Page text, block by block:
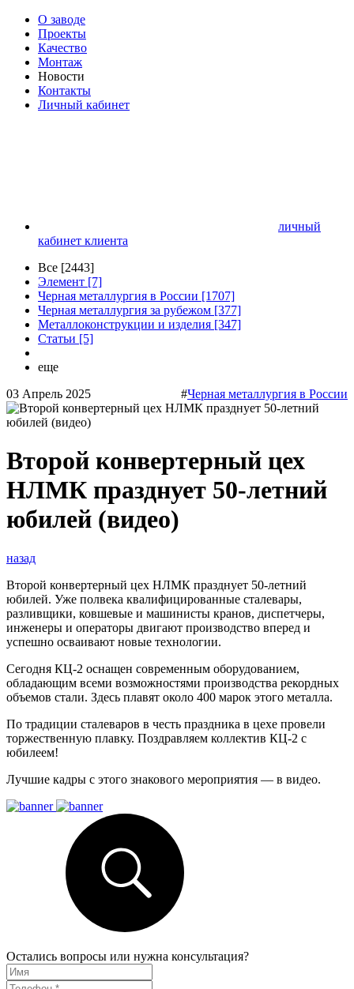
О заводе
Проекты
Качество
Монтаж
Новости
Контакты
Личный кабинет
личный
кабинет клиента
Все [2443]
Элемент [7]
Черная металлургия в России [1707]
Черная металлургия за рубежом [377]
Металлоконструкции и изделия [347]
Статьи [5]
еще
03 Апрель 2025
#Черная металлургия в России
Второй конвертерный цех
НЛМК празднует 50-летний
юбилей (видео)
назад
Второй конвертерный цех НЛМК празднует 50-летний
юбилей. Уже полвека квалифицированные сталевары,
разливщики, ковшевые и машинисты кранов, диспетчеры,
инженеры и операторы двигают производство вперед и
успешно осваивают новые технологии.
Сегодня КЦ-2 оснащен современным оборудованием,
обладающим всеми возможностями производства рекордных
объемов стали. Здесь плавят около 400 марок этого металла.
По традиции сталеваров в честь праздника в цехе провели
торжественную плавку. Поздравляем коллектив КЦ-2 с
юбилеем!
Лучшие кадры с этого знакового мероприятия — в видео.
Остались вопросы или нужна консультация?